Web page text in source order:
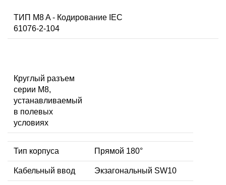
ТИП M8 A - Кодирование IEC
61076-2-104
Круглый разъем
серии M8,
устанавливаемый
в полевых
условиях
Тип корпуса Прямой 180°
Кабельный ввод Экзагональный SW10